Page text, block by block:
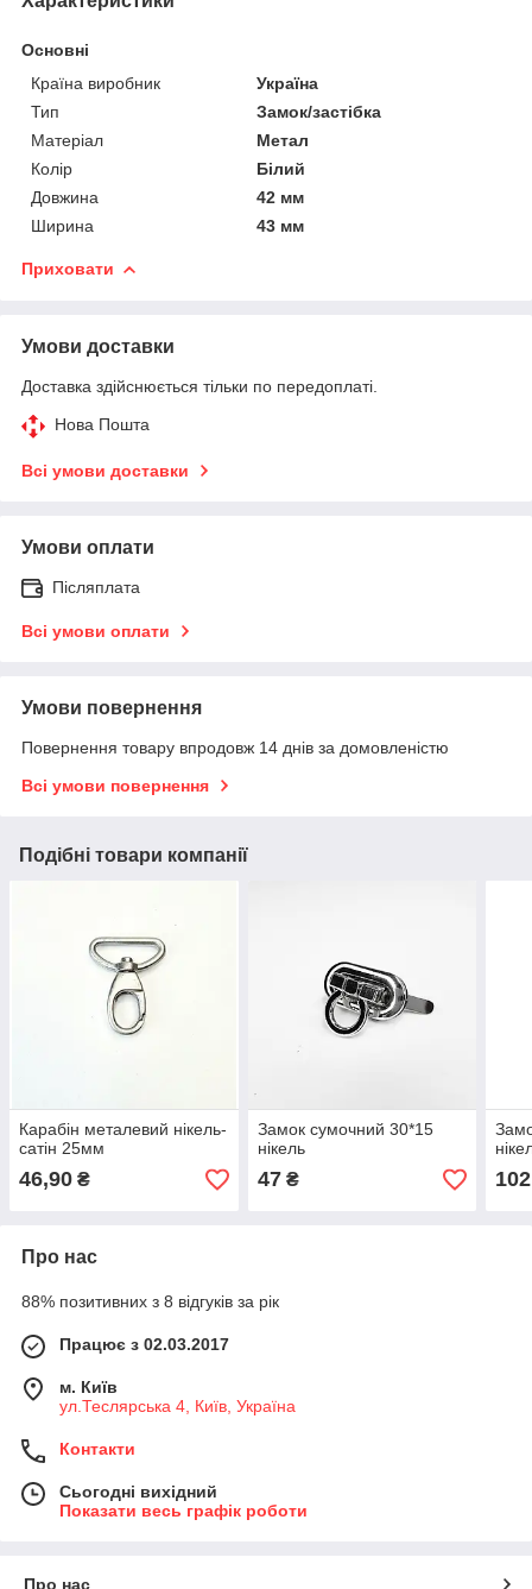
Основні
Країна виробник
Україна
Тип
Замок/застібка
Матеріал
Метал
Колір
Білий
Довжина
42 мм
Ширина
43 мм
Приховати
Умови доставки
Доставка здійснюється тільки по передоплаті.
Нова Пошта
Всі умови доставки
Умови оплати
Післяплата
Всі умови оплати
Умови повернення
Повернення товару впродовж 14 днів за домовленістю
Всі умови повернення
Подібні товари компанії
Карабін металевий нікель-
сатін 25мм
46,90 ₴
Замок сумочний 30*15
нікель
47₴ 102
Про нас
88% позитивних з 8 відгуків за рік
Працює з 02.03.2017
м. Київ
ул.Теслярська 4, Київ, Україна
Контакти
Сьогодні вихідний
Показати весь графік роботи
Про нас